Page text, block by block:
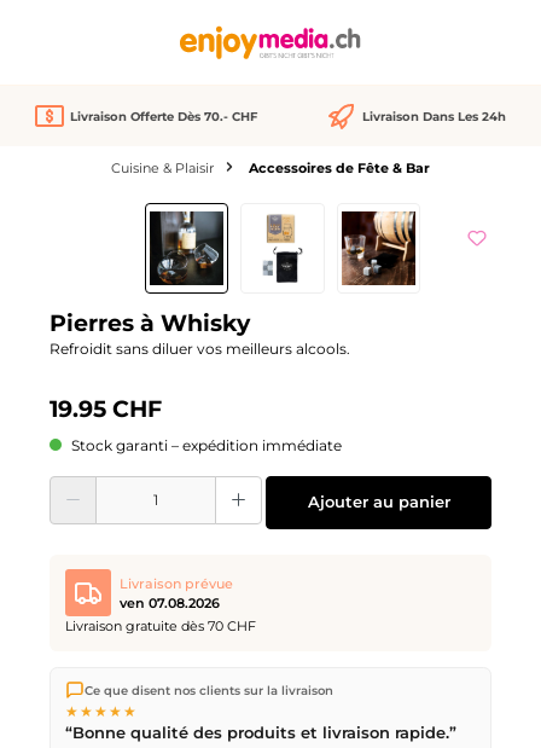
Livraison Offerte Dès 70.- CHF Livraison Dans Les 24h
Cuisine & Plaisir Accessoires de Fête & Bar
Ignorer la galerie d'images
Pierres à Whisky
Refroidit sans diluer vos meilleurs alcools.
19.95 CHF
Stock garanti – expédition immédiate
Quantité de produit : Entrez la quantité souhaitée ou utilisez les boutons
Ajouter au panier
Livraison prévue
ven 07.08.2026
Livraison gratuite dès 70 CHF
Nous expédions directement depuis notre entrepôt à Kriens,
en Suisse.Livraison gratuitedèsCHF 70
passées avant
livraison leprochain jour ouvrable par la Poste Suisse.
Ce que disent nos clients sur la livraison
★★★★★
“Bonne qualité des produits et livraison rapide.”